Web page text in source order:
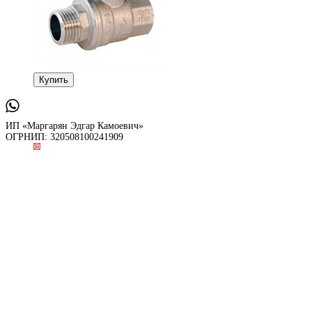
ИП «Маргарян Эдгар Камоевич»
ОГРНИП: 320508100241909